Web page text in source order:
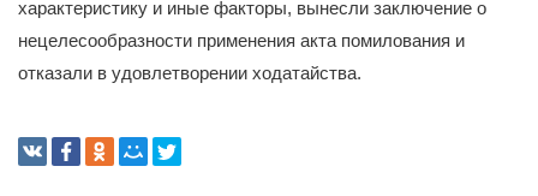
характеристику и иные факторы, вынесли заключение о
нецелесообразности применения акта помилования и
отказали в удовлетворении ходатайства.